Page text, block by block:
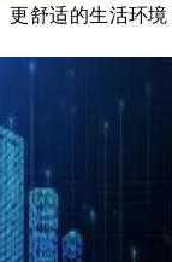
更舒适的生活环境